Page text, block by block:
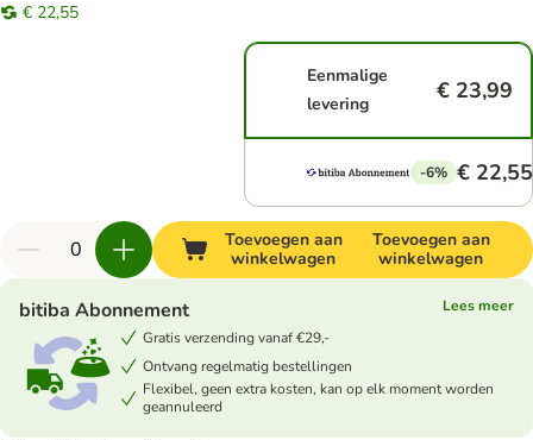
€ 22,55
Eenmalige
levering
€ 23,99
-6% € 22,55
Toevoegen aan
winkelwagen
Toevoegen aan
winkelwagen
bitiba Abonnement
Lees meer
Gratis verzending vanaf €29,-
Ontvang regelmatig bestellingen
Flexibel, geen extra kosten, kan op elk moment worden
geannuleerd